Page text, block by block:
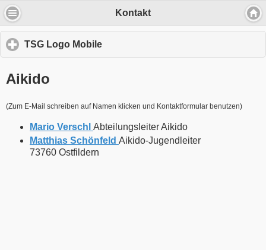
Wir verwenden Cookies, um Inhalte zu
Website zu analysieren.
Durch die Nutzung unserer Dienste erklärst Du Dich mit dem
Einsatz von Cookies einverstanden
Kontakt
TSG Logo Mobile
to
Aikido
(Zum E-Mail schreiben auf Namen klicken und Kontaktformular benutzen)
Mario Verschl Abteilungsleiter Aikido
Matthias Schönfeld Aikido-Jugendleiter
73760 Ostfildern